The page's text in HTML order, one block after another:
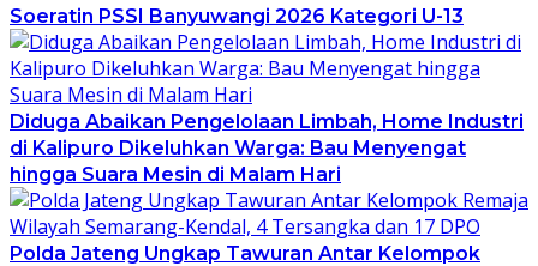
Soeratin PSSI Banyuwangi 2026 Kategori U-13
Diduga Abaikan Pengelolaan Limbah, Home Industri
di Kalipuro Dikeluhkan Warga: Bau Menyengat
hingga Suara Mesin di Malam Hari
Polda Jateng Ungkap Tawuran Antar Kelompok